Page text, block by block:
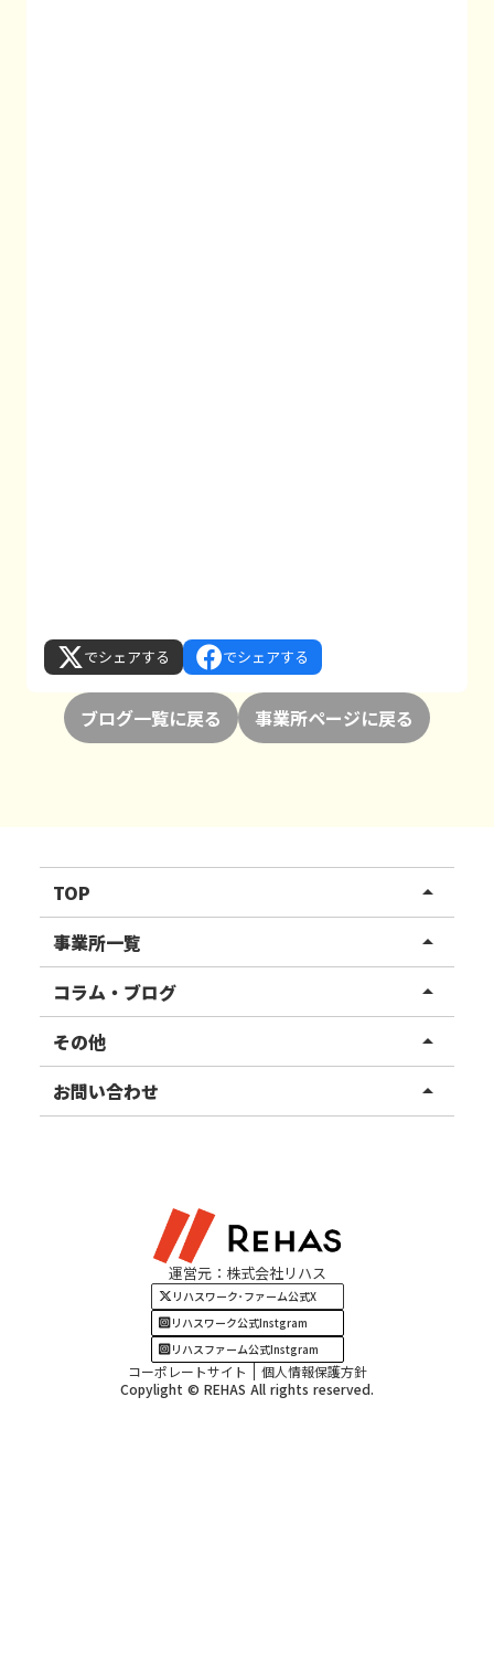
でシェアする でシェアする
ブログ一覧に戻る 事業所ページに戻る
TOP arrow_drop_up
リハスワーク
リハスファーム
事業所一覧 arrow_drop_up
関東エリア
東北エリア
甲信越エリア
四国・九州エリア
コラム・ブログ arrow_drop_up
事業所ブログ
ご利用者様の声
その他 arrow_drop_up
お知らせ
お問い合わせ arrow_drop_up
運営元：株式会社リハス
リハスワーク･ファーム公式X
リハスワーク公式Instgram
リハスファーム公式Instgram
コーポレートサイト
個人情報保護方針
Copylight © REHAS All rights reserved.